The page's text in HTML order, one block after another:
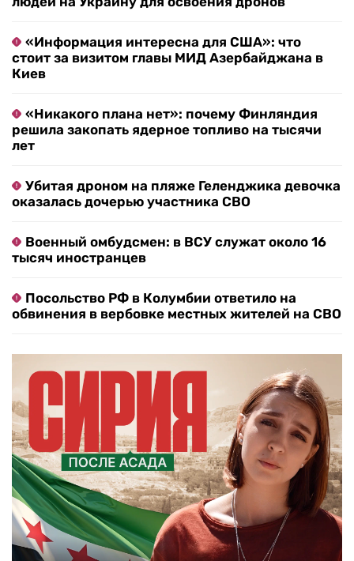
«Информация интересна для США»: что
стоит за визитом главы МИД Азербайджана в
Киев
«Никакого плана нет»: почему Финляндия
решила закопать ядерное топливо на тысячи
лет
Убитая дроном на пляже Геленджика девочка
оказалась дочерью участника СВО
Военный омбудсмен: в ВСУ служат около 16
тысяч иностранцев
Посольство РФ в Колумбии ответило на
обвинения в вербовке местных жителей на СВО